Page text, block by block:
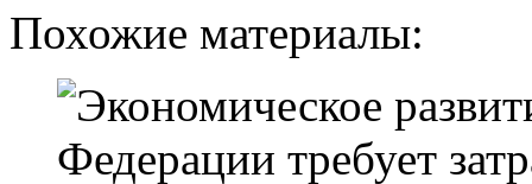
Похожие материалы: